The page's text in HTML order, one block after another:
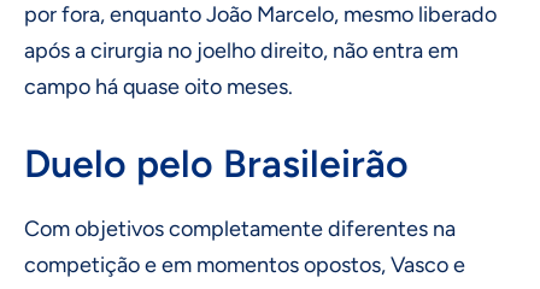
por fora, enquanto João Marcelo, mesmo liberado
após a cirurgia no joelho direito, não entra em
campo há quase oito meses.
Duelo pelo Brasileirão
Com objetivos completamente diferentes na
competição e em momentos opostos, Vasco e